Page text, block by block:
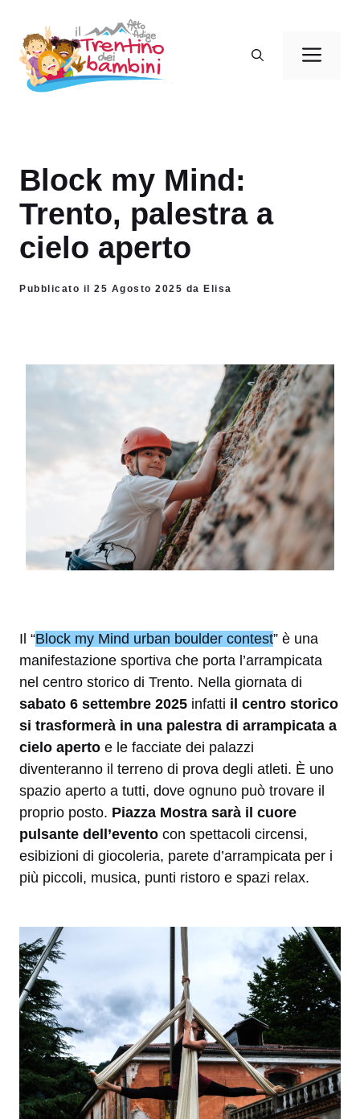
contenuto
Block my Mind:
Trento, palestra a
cielo aperto
Pubblicato il 25 Agosto 2025 da Elisa
Il “Block my Mind urban boulder contest” è una
manifestazione sportiva che porta l’arrampicata
nel centro storico di Trento. Nella giornata di
sabato 6 settembre 2025 infatti il centro storico
si trasformerà in una palestra di arrampicata a
cielo aperto e le facciate dei palazzi
diventeranno il terreno di prova degli atleti. È uno
spazio aperto a tutti, dove ognuno può trovare il
proprio posto. Piazza Mostra sarà il cuore
pulsante dell’evento con spettacoli circensi,
esibizioni di giocoleria, parete d’arrampicata per i
più piccoli, musica, punti ristoro e spazi relax.